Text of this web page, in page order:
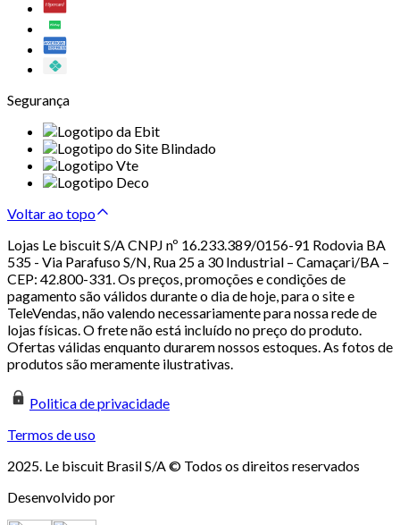
Segurança
Voltar ao topo
Lojas Le biscuit S/A CNPJ nº 16.233.389/0156-91 Rodovia BA
535 - Via Parafuso S/N, Rua 25 a 30 Industrial – Camaçari/BA –
CEP: 42.800-331. Os preços, promoções e condições de
pagamento são válidos durante o dia de hoje, para o site e
TeleVendas, não valendo necessariamente para nossa rede de
lojas físicas. O frete não está incluído no preço do produto.
Ofertas válidas enquanto durarem nossos estoques. As fotos de
produtos são meramente ilustrativas.
Politica de privacidade
Termos de uso
2025. Le biscuit Brasil S/A © Todos os direitos reservados
Desenvolvido por